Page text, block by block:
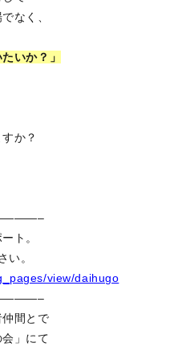
なく、
いか？」
か？
ト。
い。
view/daihugo
間とで
」にて